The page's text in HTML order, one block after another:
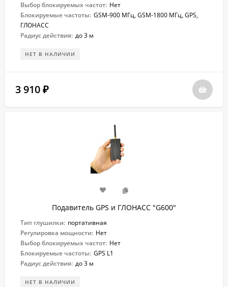
Выбор блокируемых частот: Нет
Блокируемые частоты: GSM-900 МГц, GSM-1800 МГц, GPS,
ГЛОНАСС
Радиус действия: до 3 м
НЕТ В НАЛИЧИИ
3 910 ₽
Подавитель GPS и ГЛОНАСС "G600"
Тип глушилки: портативная
Регулировка мощности: Нет
Выбор блокируемых частот: Нет
Блокируемые частоты: GPS L1
Радиус действия: до 3 м
НЕТ В НАЛИЧИИ